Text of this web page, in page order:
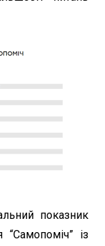
показник
“Самопоміч” із